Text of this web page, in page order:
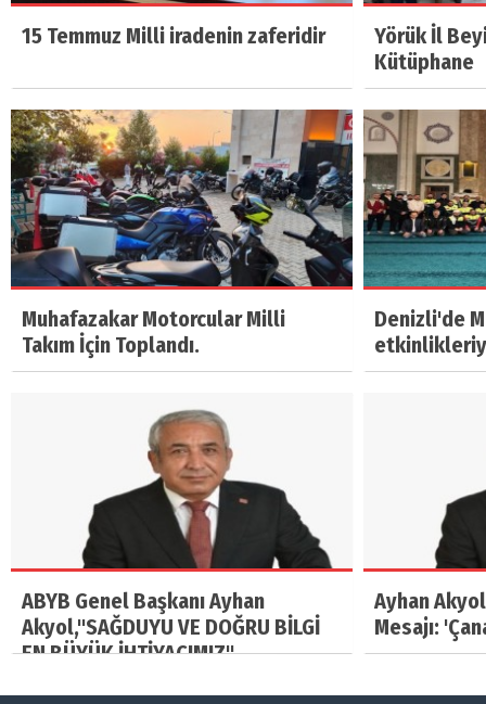
15 Temmuz Milli iradenin zaferidir
Yörük İl
Kütüphane
Muhafazakar Motorcular Milli
Takım İçin Toplandı.
Denizli'de
ABYB Genel Başkanı Ayhan
Akyol,"SAĞDUYU VE DOĞRU BİLGİ
EN BÜYÜK İHTİYACIMIZ"
Ayhan
Mesajı: